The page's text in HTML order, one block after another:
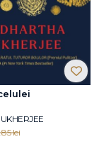
lei